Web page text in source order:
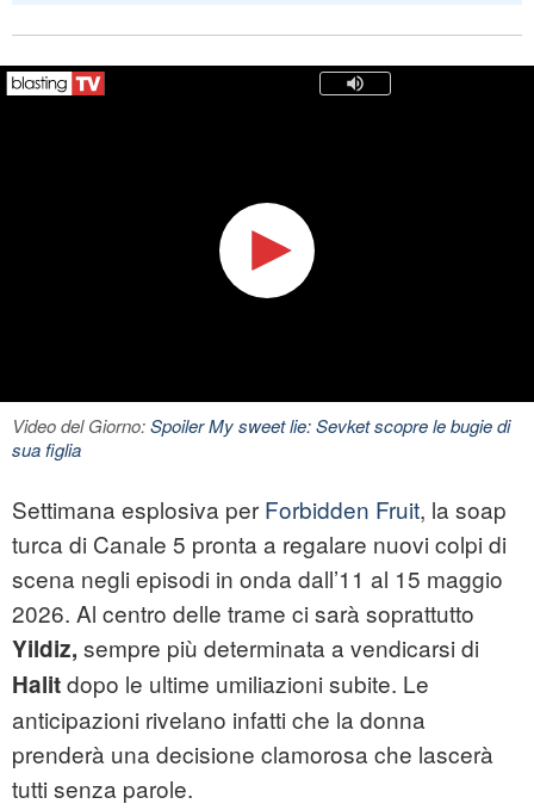
Video del Giorno:Spoiler My sweet lie: Sevket scopre le bugie di
sua figlia
Settimana esplosiva per Forbidden Fruit, la soap
turca di Canale 5 pronta a regalare nuovi colpi di
scena negli episodi in onda dall’11 al 15 maggio
2026. Al centro delle trame ci sarà soprattutto
Yildiz, sempre più determinata a vendicarsi di
Halitdopo le ultime umiliazioni subite. Le
anticipazioni rivelano infatti che la donna
prenderà una decisione clamorosa che lascerà
tutti senza parole.